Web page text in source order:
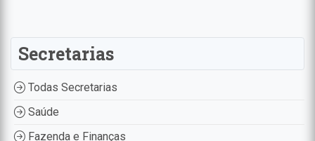
Secretarias
Todas Secretarias
Saúde
Fazenda e Finanças